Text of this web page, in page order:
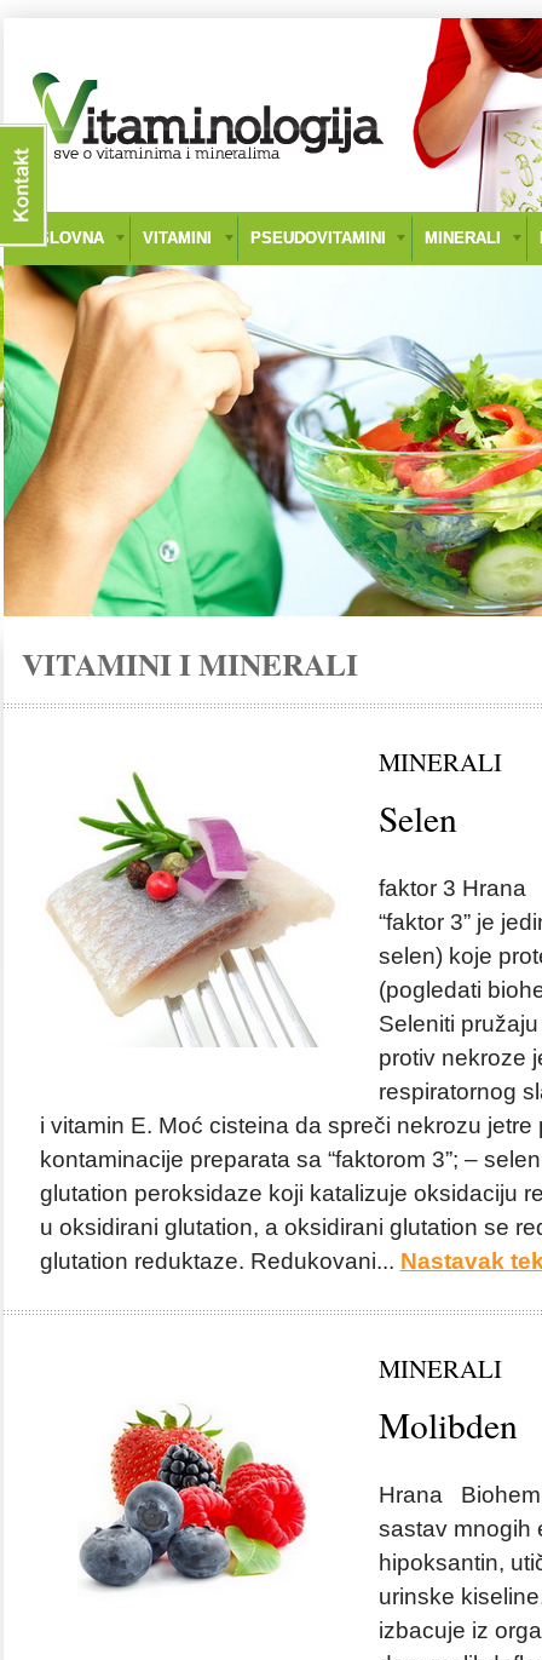
NASLOVNA VITAMINI PSEUDOVITAMINI MINERALI
VITAMINI I MINERALI
MINERALI
Selen
faktor 3 Hrana
“faktor 3” je
selen) koje
(pogledati
Seleniti
protiv nekroze
respiratornog
i vitamin E. Moć cisteina da spreči nekrozu jetre
kontaminacije preparata sa “faktorom 3”; –
glutation peroksidaze koji katalizuje oksidaciju
u oksidirani glutation, a oksidirani glutation se
glutation reduktaze. Redukovani... Nastavak
MINERALI
Molibden
Hrana
sastav mnogih
hipoksantin,
urinske
izbacuje iz